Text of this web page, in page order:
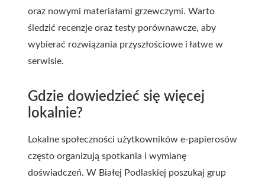
oraz nowymi materiałami grzewczymi. Warto
śledzić recenzje oraz testy porównawcze, aby
wybierać rozwiązania przyszłościowe i łatwe w
serwisie.
Gdzie dowiedzieć się więcej
lokalnie?
Lokalne społeczności użytkowników e-papierosów
często organizują spotkania i wymianę
doświadczeń. W Białej Podlaskiej poszukaj grup